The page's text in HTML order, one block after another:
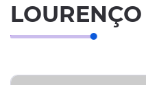
LOURENÇO